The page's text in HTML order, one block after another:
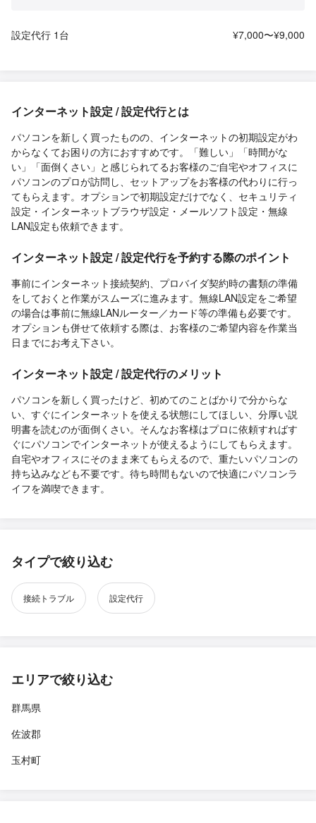
設定代行 1台 ¥7,000〜¥9,000
インターネット設定 / 設定代行とは
パソコンを新しく買ったものの、インターネットの初期設定がわ
からなくてお困りの方におすすめです。「難しい」「時間がな
い」「面倒くさい」と感じられてるお客様のご自宅やオフィスに
パソコンのプロが訪問し、セットアップをお客様の代わりに行っ
てもらえます。オプションで初期設定だけでなく、セキュリティ
設定・インターネットブラウザ設定・メールソフト設定・無線
LAN設定も依頼できます。
インターネット設定 / 設定代行を予約する際のポイント
事前にインターネット接続契約、プロバイダ契約時の書類の準備
をしておくと作業がスムーズに進みます。無線LAN設定をご希望
の場合は事前に無線LANルーター／カード等の準備も必要です。
オプションも併せて依頼する際は、お客様のご希望内容を作業当
日までにお考え下さい。
インターネット設定 / 設定代行のメリット
パソコンを新しく買ったけど、初めてのことばかりで分からな
い、すぐにインターネットを使える状態にしてほしい、分厚い説
明書を読むのが面倒くさい。そんなお客様はプロに依頼すればす
ぐにパソコンでインターネットが使えるようにしてもらえます。
自宅やオフィスにそのまま来てもらえるので、重たいパソコンの
持ち込みなども不要です。待ち時間もないので快適にパソコンラ
イフを満喫できます。
タイプで絞り込む
接続トラブル 設定代行
エリアで絞り込む
群馬県
佐波郡
玉村町